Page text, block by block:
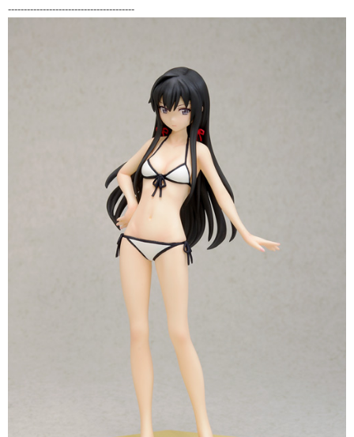
----------------------------------------